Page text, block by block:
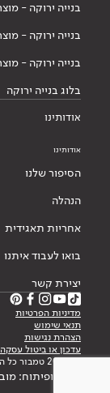
בנייה ירוקה -
בנייה ירוקה -
בנייה ירוקה -
בלוג בנייה ירוקה
אודותינו
אודותינו
הסיפור שלנו
הנהלה
אחריות תאגידית
בואו לעבוד איתנו
יצירת קשר
מדיניות הפרטיות
תנאי שימוש
הצהרת נגישות
עדכון או ביטול עסקה
© 2026 טמבור כל הזכויות שמורות
עיצוב ופיתוח: